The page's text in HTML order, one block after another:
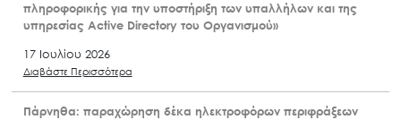
πληροφορικής για την υποστήριξη των υπαλλήλων και της
υπηρεσίας Active Directory του Οργανισμού»
17 Ιουλίου 2026
Διαβάστε Περισσότερα
Πάρνηθα: παραχώρηση δέκα ηλεκτροφόρων περιφράξεων